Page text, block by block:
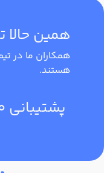
همین حالا
هستند.
پشتیبانی